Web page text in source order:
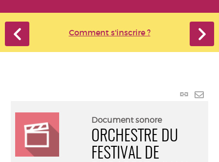
Comment s'inscrire ?
Lien
Document sonore
ORCHESTRE DU
FESTIVAL DE